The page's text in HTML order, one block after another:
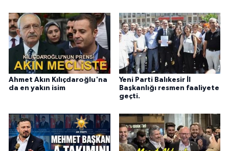
Ahmet Akın Kılıçdaroğlu'na
da en yakın isim
Yeni Parti Balıkesir İl
Başkanlığı resmen faaliyete
geçti.